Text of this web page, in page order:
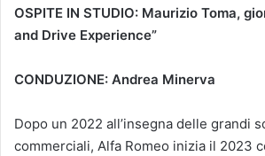
OSPITE IN STUDIO: Maurizio Toma,
and Drive Experience”
CONDUZIONE: Andrea Minerva
Dopo un 2022 all’insegna delle grandi
commerciali, Alfa Romeo inizia il 2023